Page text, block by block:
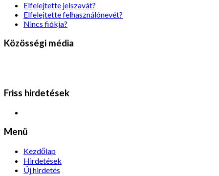
Elfelejtette jelszavát?
Elfelejtette felhasználónevét?
Nincs fiókja?
Közösségi média
Friss hirdetések
Menü
Kezdőlap
Hirdetések
Új hirdetés